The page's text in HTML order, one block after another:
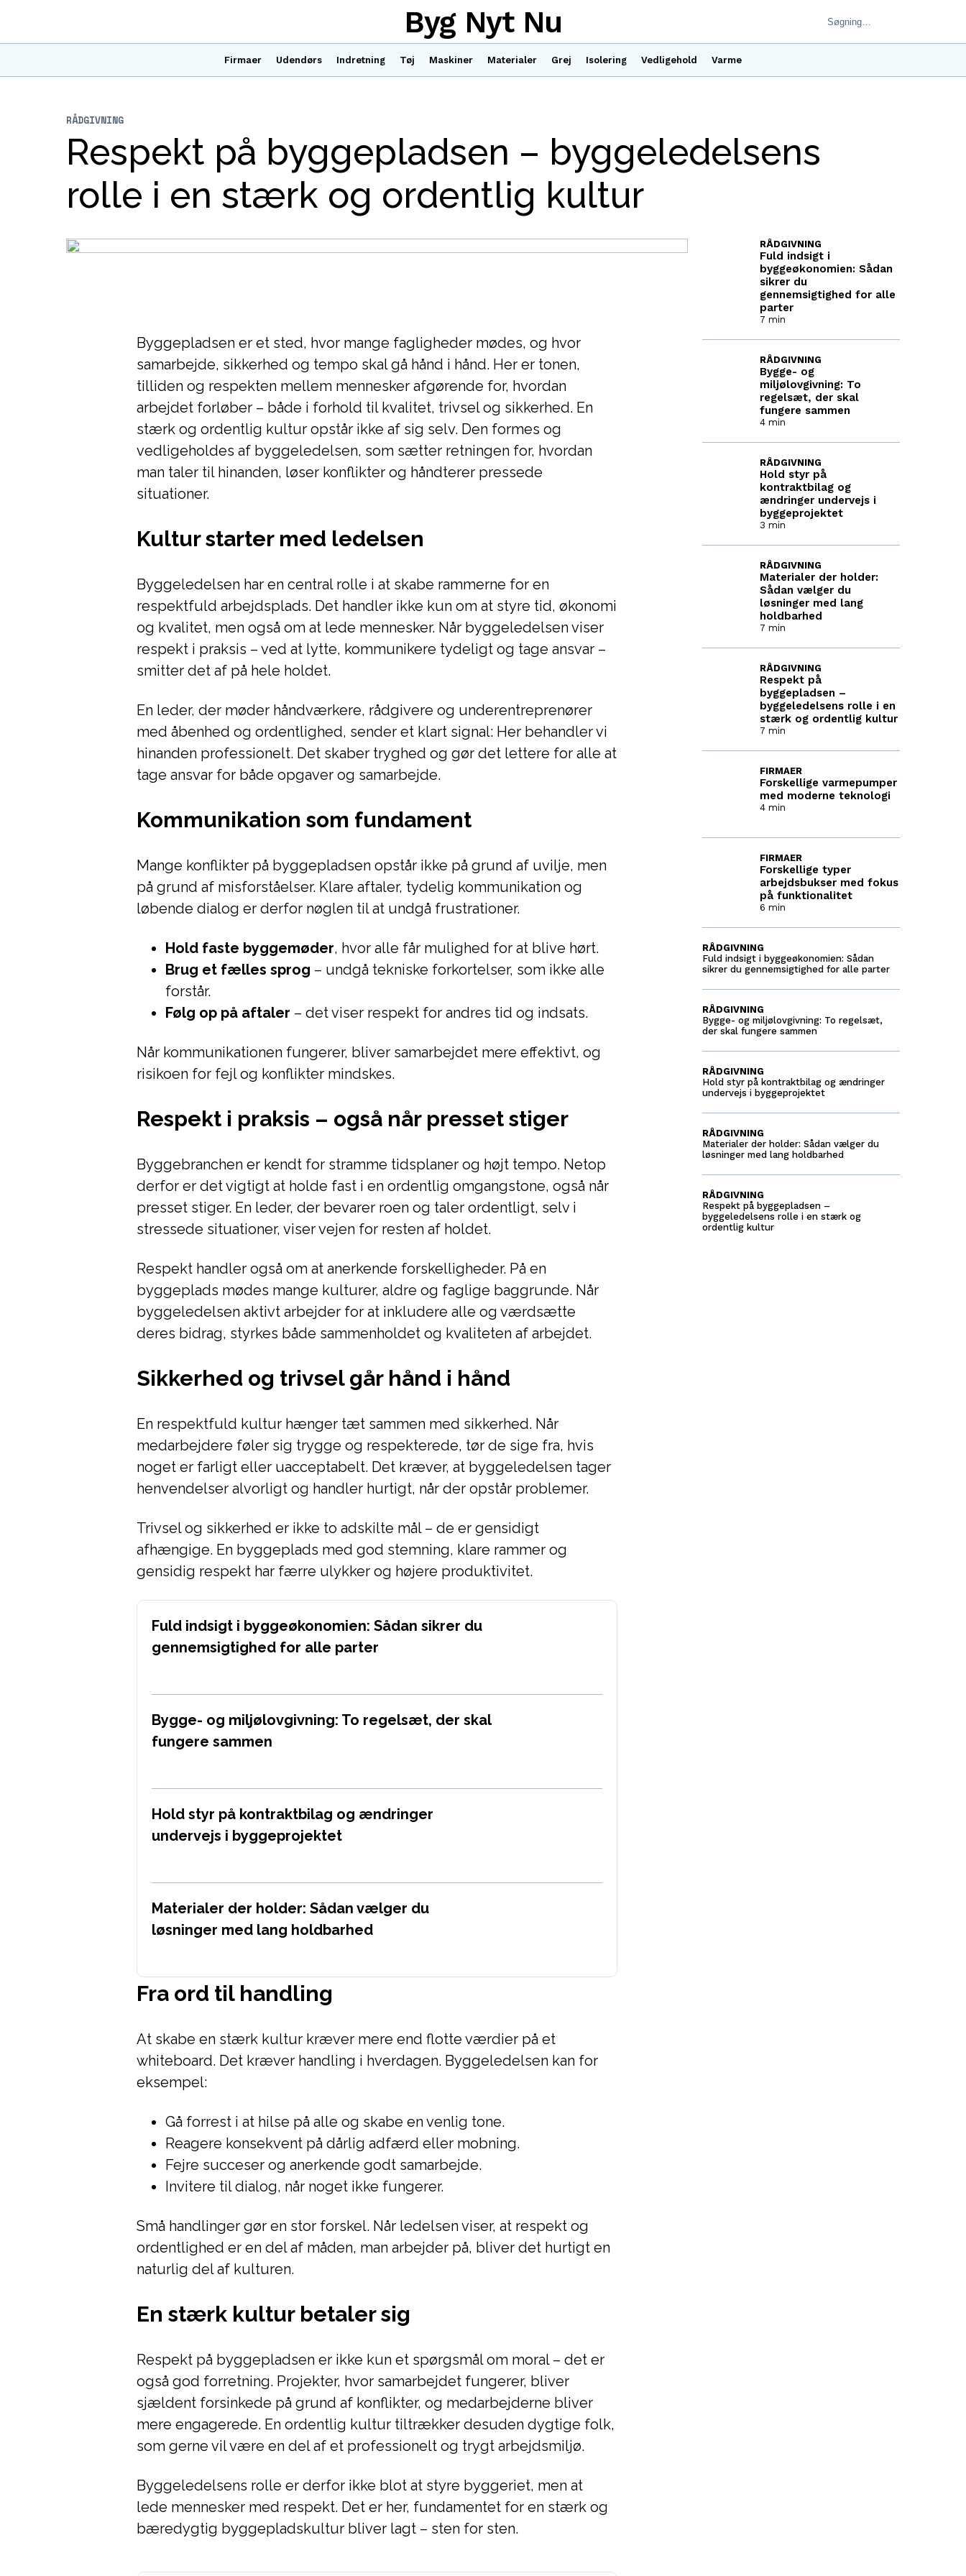
Firmaer Udendørs Indretning Tøj Maskiner Materialer Grej Isolering Vedligehold Varme
Byg Nyt Nu
Respekt på byggepladsen – byggeledelsens
rolle i en stærk og ordentlig kultur
RÅDGIVNING
Byggepladsen er et sted, hvor mange fagligheder mødes, og hvor
samarbejde, sikkerhed og tempo skal gå hånd i hånd. Her er tonen,
tilliden og respekten mellem mennesker afgørende for, hvordan
arbejdet forløber – både i forhold til kvalitet, trivsel og sikkerhed. En
stærk og ordentlig kultur opstår ikke af sig selv. Den formes og
vedligeholdes af byggeledelsen, som sætter retningen for, hvordan
man taler til hinanden, løser konflikter og håndterer pressede
situationer.
Kultur starter med ledelsen
Byggeledelsen har en central rolle i at skabe rammerne for en
respektfuld arbejdsplads. Det handler ikke kun om at styre tid, økonomi
og kvalitet, men også om at lede mennesker. Når byggeledelsen viser
respekt i praksis – ved at lytte, kommunikere tydeligt og tage ansvar –
smitter det af på hele holdet.
En leder, der møder håndværkere, rådgivere og underentreprenører
med åbenhed og ordentlighed, sender et klart signal: Her behandler vi
hinanden professionelt. Det skaber tryghed og gør det lettere for alle at
tage ansvar for både opgaver og samarbejde.
Kommunikation som fundament
Mange konflikter på byggepladsen opstår ikke på grund af uvilje, men
på grund af misforståelser. Klare aftaler, tydelig kommunikation og
løbende dialog er derfor nøglen til at undgå frustrationer.
Hold faste byggemøder, hvor alle får mulighed for at blive hørt.
Brug et fælles sprog – undgå tekniske forkortelser, som ikke alle
forstår.
Følg op på aftaler – det viser respekt for andres tid og indsats.
Når kommunikationen fungerer, bliver samarbejdet mere effektivt, og
risikoen for fejl og konflikter mindskes.
Respekt i praksis – også når presset stiger
Byggebranchen er kendt for stramme tidsplaner og højt tempo. Netop
derfor er det vigtigt at holde fast i en ordentlig omgangstone, også når
presset stiger. En leder, der bevarer roen og taler ordentligt, selv i
stressede situationer, viser vejen for resten af holdet.
Respekt handler også om at anerkende forskelligheder. På en
byggeplads mødes mange kulturer, aldre og faglige baggrunde. Når
byggeledelsen aktivt arbejder for at inkludere alle og værdsætte
deres bidrag, styrkes både sammenholdet og kvaliteten af arbejdet.
Sikkerhed og trivsel går hånd i hånd
En respektfuld kultur hænger tæt sammen med sikkerhed. Når
medarbejdere føler sig trygge og respekterede, tør de sige fra, hvis
noget er farligt eller uacceptabelt. Det kræver, at byggeledelsen tager
henvendelser alvorligt og handler hurtigt, når der opstår problemer.
Trivsel og sikkerhed er ikke to adskilte mål – de er gensidigt
afhængige. En byggeplads med god stemning, klare rammer og
gensidig respekt har færre ulykker og højere produktivitet.
Fuld indsigt i byggeøkonomien: Sådan sikrer du
gennemsigtighed for alle parter
Bygge- og miljølovgivning: To regelsæt, der skal
fungere sammen
Hold styr på kontraktbilag og ændringer
undervejs i byggeprojektet
Materialer der holder: Sådan vælger du
løsninger med lang holdbarhed
Fra ord til handling
At skabe en stærk kultur kræver mere end flotte værdier på et
whiteboard. Det kræver handling i hverdagen. Byggeledelsen kan for
eksempel:
Gå forrest i at hilse på alle og skabe en venlig tone.
Reagere konsekvent på dårlig adfærd eller mobning.
Fejre succeser og anerkende godt samarbejde.
Invitere til dialog, når noget ikke fungerer.
Små handlinger gør en stor forskel. Når ledelsen viser, at respekt og
ordentlighed er en del af måden, man arbejder på, bliver det hurtigt en
naturlig del af kulturen.
En stærk kultur betaler sig
Respekt på byggepladsen er ikke kun et spørgsmål om moral – det er
også god forretning. Projekter, hvor samarbejdet fungerer, bliver
sjældent forsinkede på grund af konflikter, og medarbejderne bliver
mere engagerede. En ordentlig kultur tiltrækker desuden dygtige folk,
som gerne vil være en del af et professionelt og trygt arbejdsmiljø.
Byggeledelsens rolle er derfor ikke blot at styre byggeriet, men at
lede mennesker med respekt. Det er her, fundamentet for en stærk og
bæredygtig byggepladskultur bliver lagt – sten for sten.
Fuld indsigt i
byggeøkonomien: Sådan
sikrer du
gennemsigtighed for alle
parter
RÅDGIVNING
7 min
Bygge- og
miljølovgivning: To
regelsæt, der skal
fungere sammen
RÅDGIVNING
4 min
Hold styr på
kontraktbilag og
ændringer undervejs i
byggeprojektet
RÅDGIVNING
3 min
Materialer der holder:
Sådan vælger du
løsninger med lang
holdbarhed
RÅDGIVNING
7 min
Respekt på
byggepladsen –
byggeledelsens rolle i en
stærk og ordentlig kultur
RÅDGIVNING
7 min
Forskellige varmepumper
med moderne teknologi
FIRMAER
4 min
Forskellige typer
arbejdsbukser med fokus
på funktionalitet
FIRMAER
6 min
Fuld indsigt i byggeøkonomien: Sådan
sikrer du gennemsigtighed for alle parter
RÅDGIVNING
Bygge- og miljølovgivning: To regelsæt,
der skal fungere sammen
RÅDGIVNING
Hold styr på kontraktbilag og ændringer
undervejs i byggeprojektet
RÅDGIVNING
Materialer der holder: Sådan vælger du
løsninger med lang holdbarhed
RÅDGIVNING
Respekt på byggepladsen –
byggeledelsens rolle i en stærk og
ordentlig kultur
RÅDGIVNING